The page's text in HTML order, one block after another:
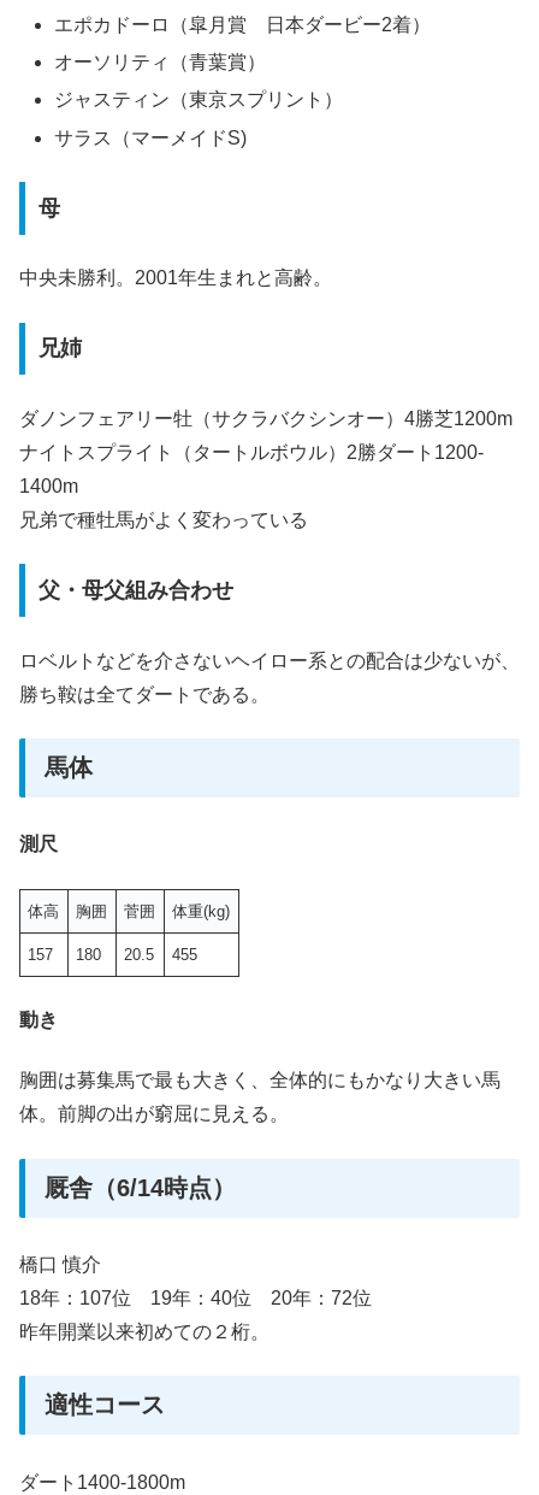
エポカドーロ（皐月賞 日本ダービー2着）
オーソリティ（青葉賞）
ジャスティン（東京スプリント）
サラス（マーメイドS)
母
中央未勝利。2001年生まれと高齢。
兄姉
ダノンフェアリー牡（サクラバクシンオー）4勝芝1200m
ナイトスプライト（タートルボウル）2勝ダート1200-
1400m
兄弟で種牡馬がよく変わっている
父・母父組み合わせ
ロベルトなどを介さないヘイロー系との配合は少ないが、
勝ち鞍は全てダートである。
馬体
測尺
体高 胸囲 菅囲 体重(kg)
157 180 20.5 455
動き
胸囲は募集馬で最も大きく、全体的にもかなり大きい馬
体。前脚の出が窮屈に見える。
厩舎（6/14時点）
橋口 慎介
18年：107位 19年：40位 20年：72位
昨年開業以来初めての２桁。
適性コース
ダート1400-1800m